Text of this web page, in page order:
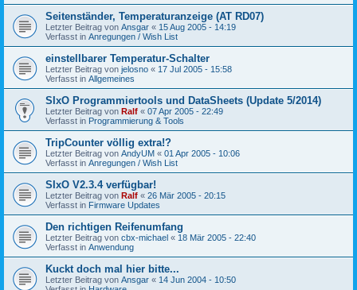
Seitenständer, Temperaturanzeige (AT RD07)
Letzter Beitrag von Ansgar « 15 Aug 2005 - 14:19
Verfasst in Anregungen / Wish List
einstellbarer Temperatur-Schalter
Letzter Beitrag von jelosno « 17 Jul 2005 - 15:58
Verfasst in Allgemeines
SIxO Programmiertools und DataSheets (Update 5/2014)
Letzter Beitrag von Ralf « 07 Apr 2005 - 22:49
Verfasst in Programmierung & Tools
TripCounter völlig extra!?
Letzter Beitrag von AndyUM « 01 Apr 2005 - 10:06
Verfasst in Anregungen / Wish List
SIxO V2.3.4 verfügbar!
Letzter Beitrag von Ralf « 26 Mär 2005 - 20:15
Verfasst in Firmware Updates
Den richtigen Reifenumfang
Letzter Beitrag von cbx-michael « 18 Mär 2005 - 22:40
Verfasst in Anwendung
Kuckt doch mal hier bitte...
Letzter Beitrag von Ansgar « 14 Jun 2004 - 10:50